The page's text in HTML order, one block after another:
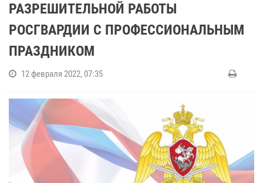
РАЗРЕШИТЕЛЬНОЙ РАБОТЫ
РОСГВАРДИИ С ПРОФЕССИОНАЛЬНЫМ
ПРАЗДНИКОМ
12 февраля 2022, 07:35